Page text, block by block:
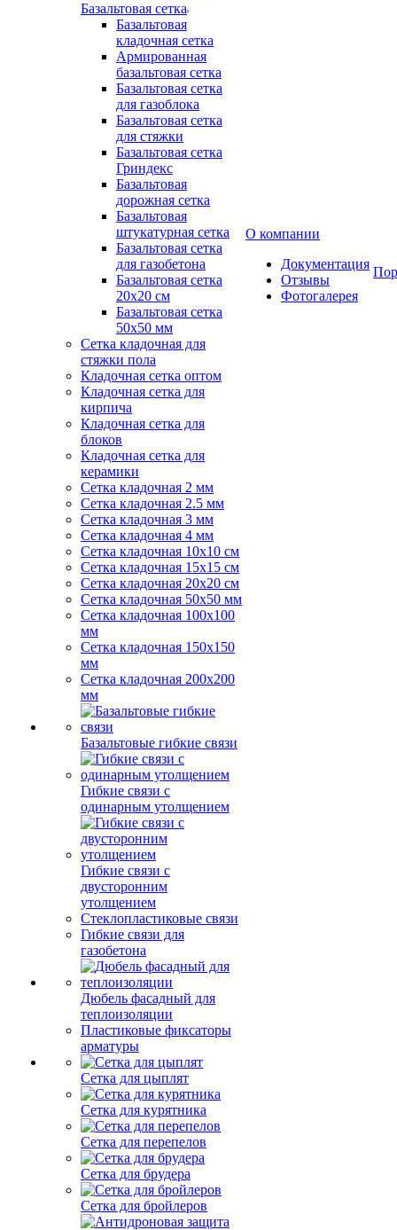
Базальтовая сетка
Базальтовая
кладочная сетка
Армированная
базальтовая сетка
Базальтовая сетка
для газоблока
Базальтовая сетка
для стяжки
Базальтовая сетка
Гриндекс
Базальтовая
дорожная сетка
Базальтовая
штукатурная сетка
Базальтовая сетка
для газобетона
Базальтовая сетка
20x20 см
Базальтовая сетка
50x50 мм
Сетка кладочная для
стяжки пола
Кладочная сетка оптом
Кладочная сетка для
кирпича
Кладочная сетка для
блоков
Кладочная сетка для
керамики
Сетка кладочная 2 мм
Сетка кладочная 2.5 мм
Сетка кладочная 3 мм
Сетка кладочная 4 мм
Сетка кладочная 10x10 см
Сетка кладочная 15x15 см
Сетка кладочная 20x20 см
Сетка кладочная 50x50 мм
Сетка кладочная 100x100
мм
Сетка кладочная 150x150
мм
Сетка кладочная 200x200
мм
Базальтовые гибкие связи
Гибкие связи с
одинарным утолщением
Гибкие связи с
двусторонним
утолщением
Стеклопластиковые связи
Гибкие связи для
газобетона
Дюбель фасадный для
теплоизоляции
Пластиковые фиксаторы
арматуры
Сетка для цыплят
Сетка для курятника
Сетка для перепелов
Сетка для брудера
Сетка для бройлеров
О компании
Документация
Отзывы
Фотогалерея